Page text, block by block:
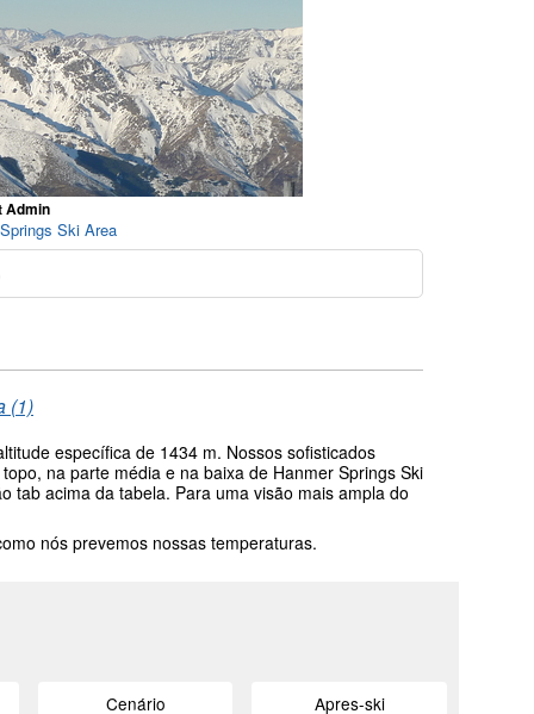
Admin
Ski Area
(1)
específica de 1434 m. Nossos sofisticados
na parte média e na baixa de Hanmer Springs Ski
tab acima da tabela. Para uma visão mais ampla do
nós prevemos nossas temperaturas.
Cenário Apres-ski